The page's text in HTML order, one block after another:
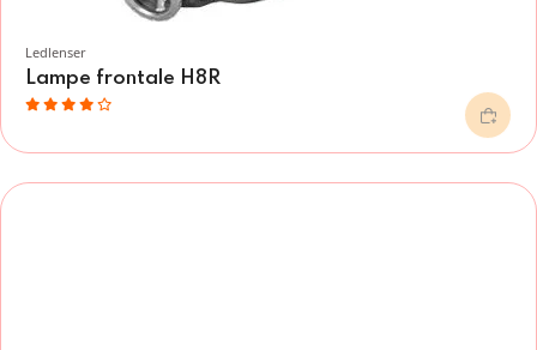
Ledlenser
Lampe frontale H8R